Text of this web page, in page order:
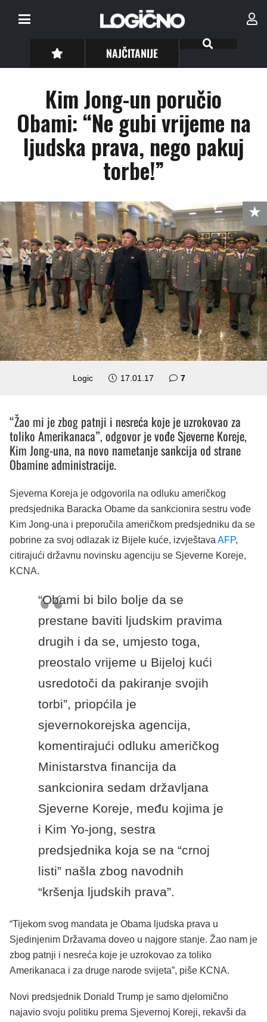
NAJČITANIJE
Kim Jong-un poručio
Obami: “Ne gubi vrijeme na
ljudska prava, nego pakuj
torbe!”
Logic 17.01.17 7komentara
“Žao mi je zbog patnji i nesreća koje je uzrokovao za
toliko Amerikanaca”, odgovor je vođe Sjeverne Koreje,
Kim Jong-una, na novo nametanje sankcija od strane
Obamine administracije.
Sjeverna Koreja je odgovorila na odluku američkog
predsjednika Baracka Obame da sankcionira sestru vođe
Kim Jong-una i preporučila američkom predsjedniku da se
pobrine za svoj odlazak iz Bijele kuće, izvještava AFP,
citirajući državnu novinsku agenciju se Sjeverne Koreje,
KCNA.
“Obami bi bilo bolje da se
prestane baviti ljudskim pravima
drugih i da se, umjesto toga,
preostalo vrijeme u Bijeloj kući
usredotoči da pakiranje svojih
torbi”, priopćila je
sjevernokorejska agencija,
komentirajući odluku američkog
Ministarstva financija da
sankcionira sedam državljana
Sjeverne Koreje, među kojima je
i Kim Yo-jong, sestra
predsjednika koja se na “crnoj
listi” našla zbog navodnih
“kršenja ljudskih prava”.
“Tijekom svog mandata je Obama ljudska prava u
Sjedinjenim Državama doveo u najgore stanje. Žao nam je
zbog patnji i nesreća koje je uzrokovao za toliko
Amerikanaca i za druge narode svijeta”, piše KCNA.
Novi predsjednik Donald Trump je samo djelomično
najavio svoju politiku prema Sjevernoj Koreji, rekavši da